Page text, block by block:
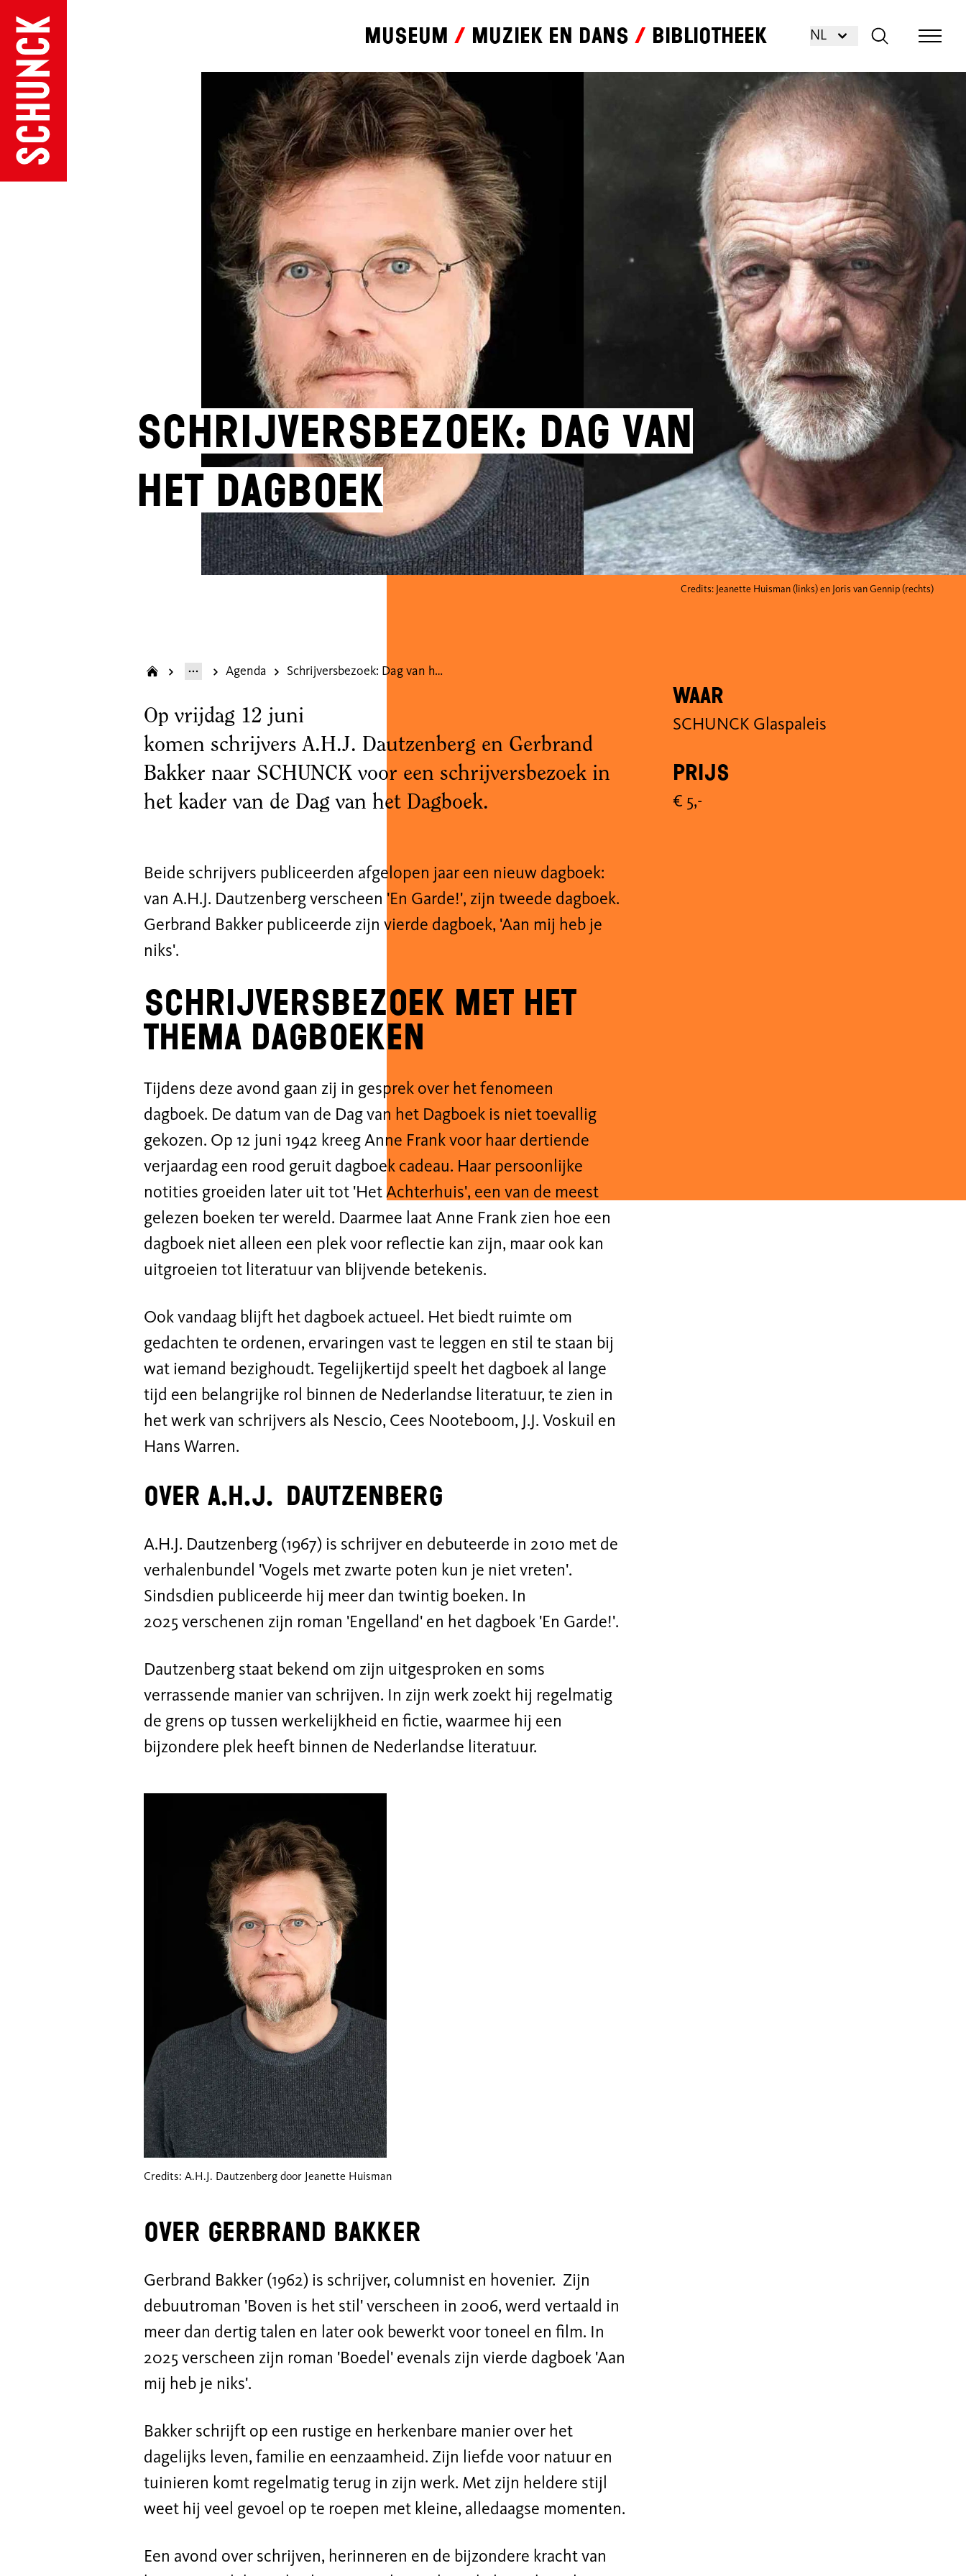
Museum Muziek en dans Bibliotheek NL
Schrijversbezoek: Dag van
het Dagboek
Credits: Jeanette Huisman (links) en Joris van Gennip (rechts)
Agenda Schrijversbezoek: Dag van het Dagboek
Op vrijdag 12 juni
komen schrijvers A.H.J. Dautzenberg en Gerbrand
Bakker naar SCHUNCK voor een schrijversbezoek in
het kader van de Dag van het Dagboek.
Beide schrijvers publiceerden afgelopen jaar een nieuw dagboek:
van A.H.J. Dautzenberg verscheen 'En Garde!', zijn tweede dagboek.
Gerbrand Bakker publiceerde zijn vierde dagboek, 'Aan mij heb je
niks'.
Schrijversbezoek met het
thema dagboeken
Tijdens deze avond gaan zij in gesprek over het fenomeen
dagboek. De datum van de Dag van het Dagboek is niet toevallig
gekozen. Op 12 juni 1942 kreeg Anne Frank voor haar dertiende
verjaardag een rood geruit dagboek cadeau. Haar persoonlijke
notities groeiden later uit tot 'Het Achterhuis', een van de meest
gelezen boeken ter wereld. Daarmee laat Anne Frank zien hoe een
dagboek niet alleen een plek voor reflectie kan zijn, maar ook kan
uitgroeien tot literatuur van blijvende betekenis.
Ook vandaag blijft het dagboek actueel. Het biedt ruimte om
gedachten te ordenen, ervaringen vast te leggen en stil te staan bij
wat iemand bezighoudt. Tegelijkertijd speelt het dagboek al lange
tijd een belangrijke rol binnen de Nederlandse literatuur, te zien in
het werk van schrijvers als Nescio, Cees Nooteboom, J.J. Voskuil en
Hans Warren.
Over A. H .J. Dautzenberg
A.H.J. Dautzenberg (1967) is schrijver en debuteerde in 2010 met de
verhalenbundel 'Vogels met zwarte poten kun je niet vreten'.
Sindsdien publiceerde hij meer dan twintig boeken. In
2025 verschenen zijn roman 'Engelland' en het dagboek 'En Garde!'.
Dautzenberg staat bekend om zijn uitgesproken en soms
verrassende manier van schrijven. In zijn werk zoekt hij regelmatig
de grens op tussen werkelijkheid en fictie, waarmee hij een
bijzondere plek heeft binnen de Nederlandse literatuur.
Credits: A.H.J. Dautzenberg door Jeanette Huisman
Over Gerbrand Bakker
Gerbrand Bakker (1962) is schrijver, columnist en hovenier. Zijn
debuutroman 'Boven is het stil' verscheen in 2006, werd vertaald in
meer dan dertig talen en later ook bewerkt voor toneel en film. In
2025 verscheen zijn roman 'Boedel' evenals zijn vierde dagboek 'Aan
mij heb je niks'.
Bakker schrijft op een rustige en herkenbare manier over het
dagelijks leven, familie en eenzaamheid. Zijn liefde voor natuur en
tuinieren komt regelmatig terug in zijn werk. Met zijn heldere stijl
weet hij veel gevoel op te roepen met kleine, alledaagse momenten.
Een avond over schrijven, herinneren en de bijzondere kracht van
Waar
SCHUNCK Glaspaleis
Prijs
€ 5,-